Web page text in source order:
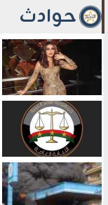
حوادث